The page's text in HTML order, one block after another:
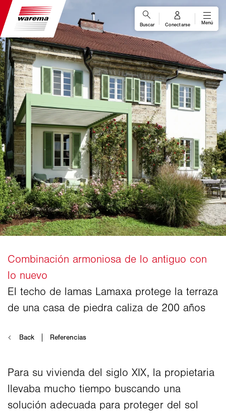
Para su vivienda del siglo XIX, la propietaria
llevaba mucho tiempo buscando una
solución adecuada para proteger del sol